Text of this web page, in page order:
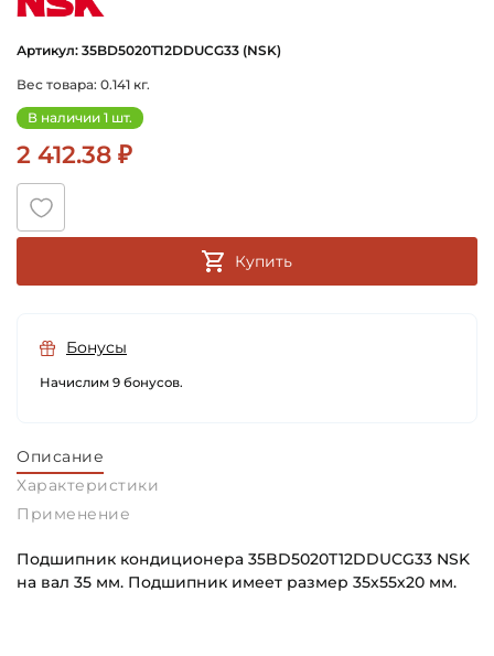
Артикул: 35BD5020T12DDUCG33 (NSK)
Вес товара: 0.141 кг.
В наличии 1 шт.
2 412.38 ₽
Купить
Бонусы
Начислим 9 бонусов.
Описание
Характеристики
Применение
Подшипник кондиционера 35BD5020T12DDUCG33 NSK
на вал 35 мм. Подшипник имеет размер 35х55х20 мм.